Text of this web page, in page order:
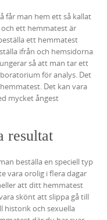
får man hem ett så kallat
ett hemmatest är
ett hemmatest
ifrån och hemsidorna
så att man tar ett
för analys. Det
Det kan vara
mycket ångest
resultat
beställa en speciell typ
vara orolig i flera dagar
att ditt hemmatest
skönt att slippa gå till
historik och sexuella